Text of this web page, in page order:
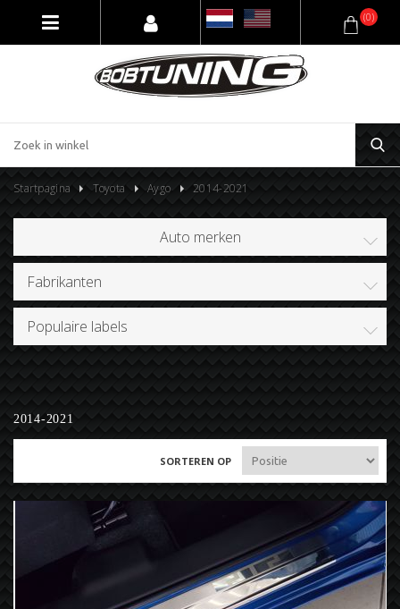
(0)
Startpagina Toyota Aygo 2014-2021
Auto merken
Fabrikanten
Populaire labels
2014-2021
SORTEREN OP